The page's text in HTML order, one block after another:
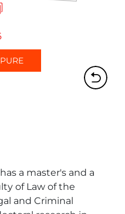
a master's and a
of Law of the
and Criminal